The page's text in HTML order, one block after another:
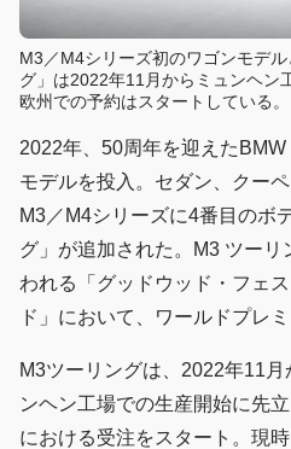
M3／M4シリーズ初のワゴンモデ
グ」は2022年11月からミュンヘン
欧州での予約はスタートしている。
2022年、50周年を迎えた
モデルを投入。セダン、クー
M3／M4シリーズに4番目のボ
グ」が追加された。M3 ツー
われる「グッドウッド・フェ
ド」において、ワールドプレミ
M3ツーリングは、2022年11月
ンヘン工場での生産開始に先
における受注をスタート。現